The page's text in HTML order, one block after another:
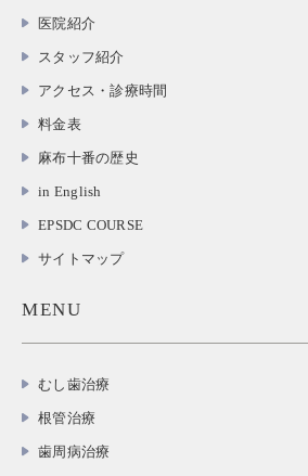
医院紹介
スタッフ紹介
アクセス・診療時間
料金表
麻布十番の歴史
in English
EPSDC COURSE
サイトマップ
MENU
むし歯治療
根管治療
歯周病治療